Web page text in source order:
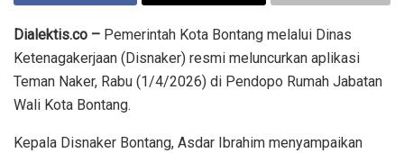
Dialektis.co – Pemerintah Kota Bontang melalui Dinas
Ketenagakerjaan (Disnaker) resmi meluncurkan aplikasi
Teman Naker, Rabu (1/4/2026) di Pendopo Rumah Jabatan
Wali Kota Bontang.
Kepala Disnaker Bontang, Asdar Ibrahim menyampaikan